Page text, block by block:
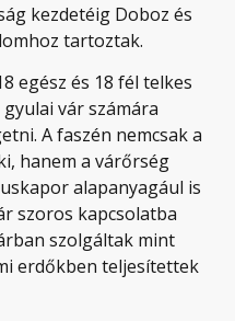
kezdetéig Doboz és
tartoztak.
egész és 18 fél telkes
vár számára
A faszén nemcsak a
hanem a várőrség
alapanyagául is
szoros kapcsolatba
szolgáltak mint
erdőkben teljesítettek